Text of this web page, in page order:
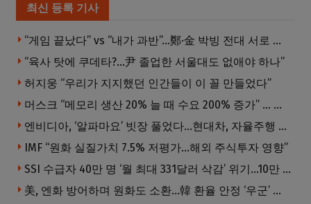
최신 등록 기사
“게임 끝났다” vs “내가 과반”…鄭·金 박빙 전대 서로 우위 주장
“육사 탓에 쿠데타?…尹 졸업한 서울대도 없애야 하나”
허지웅 “우리가 지지했던 인간들이 이 꼴 만들었다”
머스크 “메모리 생산 20% 늘 때 수요 200% 증가” … 반도체 매출 1조달러 눈 앞
엔비디아, ‘알파마요’ 빗장 풀었다…현대차, 자율주행 속도내나
IMF “원화 실질가치 7.5% 저평가…해외 주식투자 영향”
SSI 수급자 40만 명 ‘월 최대 331달러 삭감’ 위기…10만 명은 수급자격 상실
美, 엔화 방어하며 원화도 소환…韓 환율 안정 ‘우군’ 되나